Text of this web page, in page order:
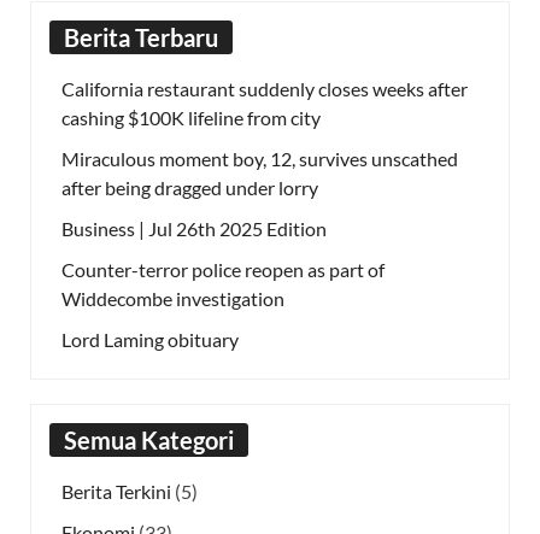
Berita Terbaru
California restaurant suddenly closes weeks after
cashing $100K lifeline from city
Miraculous moment boy, 12, survives unscathed
after being dragged under lorry
Business | Jul 26th 2025 Edition
Counter-terror police reopen as part of
Widdecombe investigation
Lord Laming obituary
Semua Kategori
Berita Terkini (5)